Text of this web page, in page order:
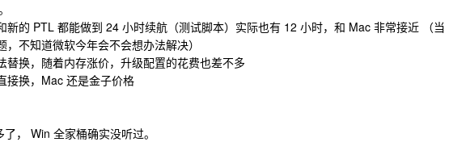
新的 PTL 都能做到 24 小时续航（测试脚本）实际也有 12 小时，和 Mac 非常接近 （当
不知道微软今年会不会想办法解决）
替换，随着内存涨价，升级配置的花费也差不多
接换，Mac 还是金子价格
， Win 全家桶确实没听过。